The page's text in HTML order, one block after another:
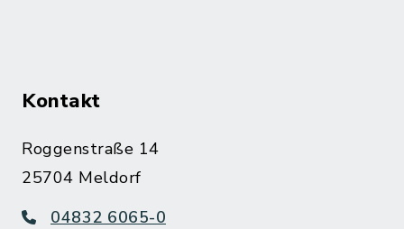
Kontakt
Roggenstraße 14
25704 Meldorf
04832 6065-0